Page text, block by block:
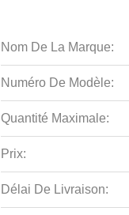
Nom De La Marque:
Numéro De Modèle:
Quantité Maximale:
Prix:
Délai De Livraison: